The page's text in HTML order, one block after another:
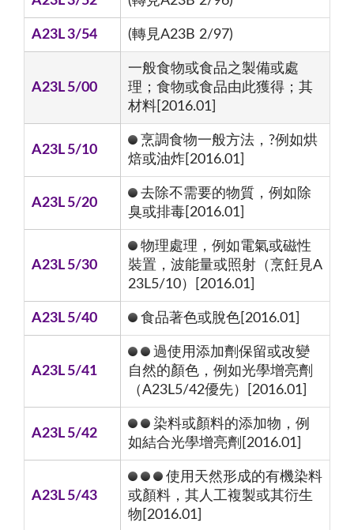
A23L 3/54 (轉見A23B 2/97)
A23L 5/00
一般食物或食品之製備或處
理；食物或食品由此獲得；其
材料[2016.01]
A23L 5/10
烹調食物一般方法，?例如烘
焙或油炸[2016.01]
A23L 5/20
去除不需要的物質，例如除
臭或排毒[2016.01]
A23L 5/30
物理處理，例如電氣或磁性
裝置，波能量或照射（烹飪見A
23L5/10）[2016.01]
A23L 5/40 食品著色或脫色[2016.01]
A23L 5/41
過使用添加劑保留或改變
自然的顏色，例如光學增亮劑
（A23L5/42優先）[2016.01]
A23L 5/42
染料或顏料的添加物，例
如結合光學增亮劑[2016.01]
A23L 5/43
使用天然形成的有機染料
或顏料，其人工複製或其衍生
物[2016.01]